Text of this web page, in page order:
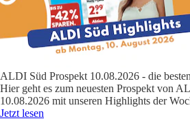
ALDI Süd Prospekt 10.08.2026 - die
Hier geht es zum neuesten Prospekt von
10.08.2026 mit unseren Highlights der
Jetzt lesen